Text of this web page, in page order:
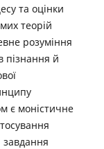
та оцінки
теорій
розуміння
пізнання й
є моністичне
завдання